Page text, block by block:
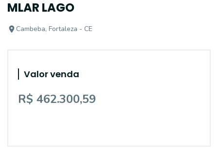
MLAR LAGO
Cambeba, Fortaleza - CE
Valor venda
R$ 462.300,59